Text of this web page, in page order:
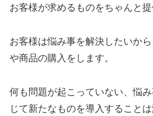
お客様が求めるものをちゃんと
お客様は悩み事を解決したいか
や商品の購入をします。
何も問題が起こっていない、悩
じて新たなものを導入することは